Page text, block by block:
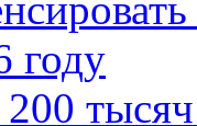
году
200